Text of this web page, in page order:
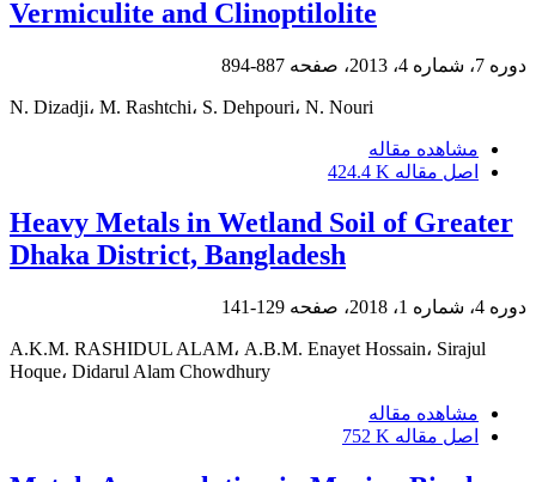
Vermiculite and Clinoptilolite
دوره 7، شماره 4، 2013، صفحه 887-894
N. Dizadji، M. Rashtchi، S. Dehpouri، N. Nouri
مشاهده مقاله
اصل مقاله 424.4 K
Heavy Metals in Wetland Soil of Greater
Dhaka District, Bangladesh
دوره 4، شماره 1، 2018، صفحه 129-141
A.K.M. RASHIDUL ALAM، A.B.M. Enayet Hossain، Sirajul
Hoque، Didarul Alam Chowdhury
مشاهده مقاله
اصل مقاله 752 K